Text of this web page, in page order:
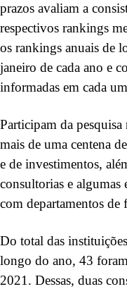
prazos avaliam a
respectivos rankings
os rankings anuais de
janeiro de cada ano e
informadas em cada
Participam da
mais de uma centena
e de investimentos,
consultorias e algumas
com departamentos de
Do total das
longo do ano, 43
2021. Dessas, duas